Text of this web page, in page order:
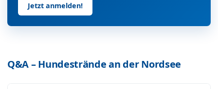
Jetzt anmelden!
Q&A – Hundestrände an der Nordsee